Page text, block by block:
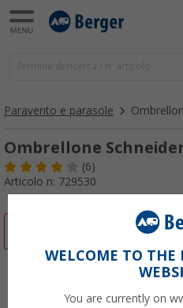
Paravento e parasole
Ombrellone
(6)
Articolo n: 729530
WELCOME TO THE
You are currently on